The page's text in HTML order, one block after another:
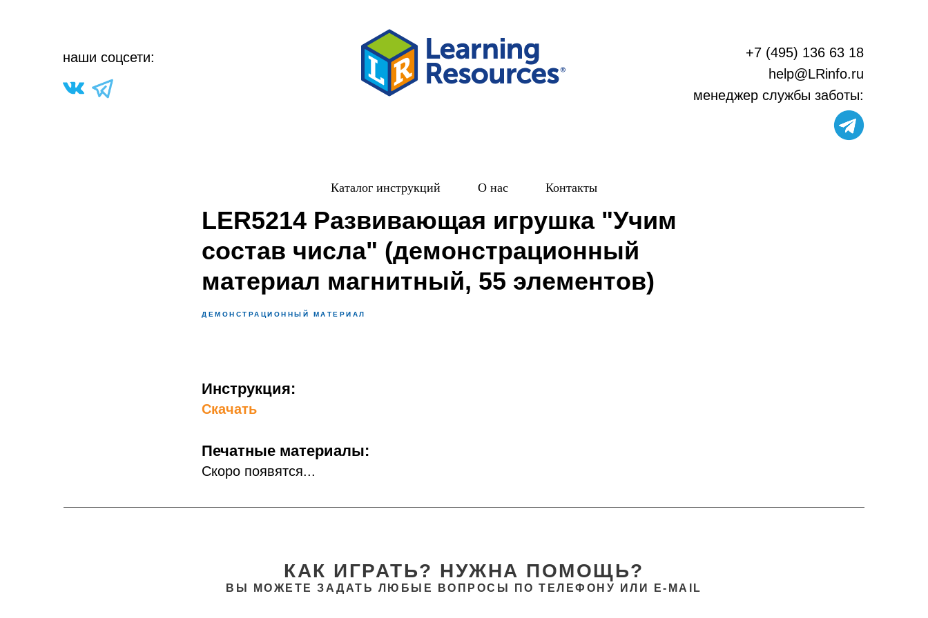
+7 (495) 136 63 18
help@LRinfo.ru
менеджер службы заботы:
наши соцсети:
Каталог инструкций О нас Контакты
LER5214 Развивающая игрушка "Учим
состав числа" (демонстрационный
материал магнитный, 55 элементов)
ДЕМОНСТРАЦИОННЫЙ МАТЕРИАЛ
Инструкция:
Скачать
Печатные материалы:
Скоро появятся...
КАК ИГРАТЬ? НУЖНА ПОМОЩЬ?
ВЫ МОЖЕТЕ ЗАДАТЬ ЛЮБЫЕ ВОПРОСЫ ПО ТЕЛЕФОНУ ИЛИ E-MAIL